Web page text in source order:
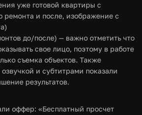
уже готовой квартиры с
и после, изображение с
до/после) — важно отметить что
свое лицо, поэтому в работе
съемка объектов. Также
и субтитрами показали
результатов.
оффер: «Бесплатный просчет